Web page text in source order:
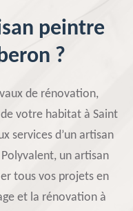
peintre
?
de rénovation,
votre habitat à Saint
services d’un artisan
un artisan
tous vos projets en
et la rénovation à